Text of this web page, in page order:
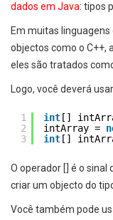
dados em Java: tipos
Em muitas
objectos como o C++,
eles são tratados
Logo, você deverá
1
2
3
int []
intArray =
int []
O operador [] é o sinal
criar um objecto do
Você também pode